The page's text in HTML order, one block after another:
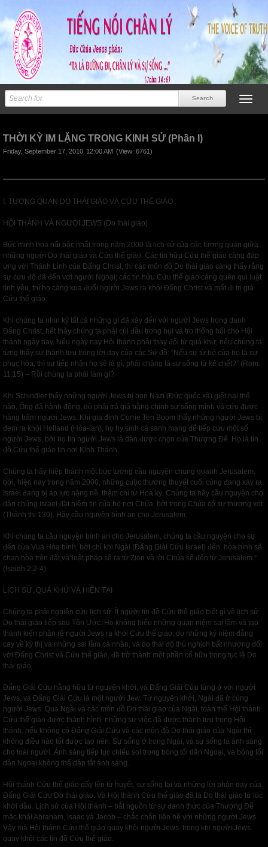
THỜI KỲ IM LẶNG TRONG KINH SỬ (Phần I)
Friday, September 17, 2010 12:00 AM (View: 6761)
I. TƯƠNG QUAN DO THÁI GIÁO VÀ CỨU THẾ GIÁO
HỘI THÁNH VÀ NGƯỜI JEWS (Do thái giáo)
Bức minh họa nổi bậc nhất trong năm 2000 là lịch sử của các tương quan giữa
những người Do thái giáo và Cứu thế giáo. Các tín hữu Cứu thế giáo càng đáp
ứng với Thánh Linh của Đấng Christ, thì các môn đồ Do thái giáo càng thấy rằng
sự cứu độ đã đến với người Ngoại; các tín hữu Cứu thế giáo càng quên qui luật
tình yêu, thì họ càng xua đuổi người Jews ra khỏi Đấng Christ và mất đi trị giá
Cứu thế giáo.
Khi chúng ta nhìn kỹ tất cả những gì đã xảy đến với người Jews trong danh
Đấng Christ, hết thảy chúng ta phải cúi đầu trong bụi và tro thống hối cho Hội
thánh ngày nay. Nếu ngày nay Hội thánh phải thay đổi từ quá khứ, nếu chúng ta
từng thấy sự thành tựu trong lời dạy của các Sứ đồ: “Nếu sự từ bỏ của họ là sự
phục hòa, thì sự tiếp nhận họ sẽ là gì, phải chăng là sự sống từ kẻ chết?” (Rom.
11:15) – Rồi chúng ta phải làm gì?
Khi Schindler thấy những người Jews bị bọn Nazi (Đức quốc xã) giết hại thế
nào, Ông đã hành động, dù phải trả giá bằng chính sự sống mình và cứu được
hàng trăm người Jews. Khi gia đình Corrie Ten Boom thấy những người Jews bị
đem ra khỏi Holland (Hòa-lan), họ hy sinh cả sanh mạng để tiếp cứu một số
người Jews, bởi họ tin người Jews là dân được chọn của Thượng Đế. Họ là tín
đồ Cứu thế giáo tin nơi Kinh Thánh.
Chúng ta hãy hiệp thành một bức tường cầu nguyện chung quanh Jerusalem,
bởi, hiện nay trong năm 2000, những cuộc thương thuyết cuối cùng đang xảy ra.
Israel đang bị áp lực nặng nề, thậm chí từ Hoa kỳ. Chúng ta hãy cầu nguyện cho
dân chúng Israel đặt niềm tin của họ nơi Chúa, bởi trong Chúa có sự thương xót
(Thánh thi 130). Hãy cầu nguyện bình an cho Jerusalem.
Khi chúng ta cầu nguyện bình an cho Jerusalem, chúng ta cầu nguyện cho sự
đến của Vua Hòa bình, bởi chỉ khi Ngài (Đấng Giải Cứu Israel) đến, hòa bình sẽ
chan hòa trên đất,và“luật pháp sẽ ra từ Zion và lời Chúa sẽ đến từ Jerusalem.”
(Isaiah 2:2-4)
LỊCH SỬ, QUÁ KHỨ VÀ HIỆN TẠI
Chúng ta phải nghiên cứu lịch sử. Ít người tín đồ Cứu thế giáo biết gì về lịch sử
Do thái giáo tiếp sau Tân Ước. Họ không hiểu những quan niệm sai lầm và tạo
thành kiến phân rẽ người Jews ra khỏi Cứu thế giáo, do những kỷ niệm đắng
cay về kỳ thị và những sai lầm cá nhân, và do thái độ thù nghịch bất nhượng đối
với Đấng Christ và Cứu thế giáo, đã trở thành một phần cố hữu trong tục lệ Do
thái giáo.
Đấng Giải Cứu hằng hữu từ nguyên khởi, và Đấng Giải Cứu từng ở với người
Jews, và Đấng Giải Cứu là một người Jew. Từ nguyên khởi, Ngài đã ở cùng
người Jews. Qua Ngài và các môn đồ Do thái giáo của Ngài, toàn thể Hội thánh
Cứu thế giáo được thành hình, những sự việc đã được thành tựu trong Hội
thánh, nếu không có Đấng Giải Cứu và các môn đồ Do thái giáo của Ngài thì
không điều nào tốt được tạo nên. Sự sống ở trong Ngài, và sự sống là ánh sáng
cho loài người. Ánh sáng tiếp tục chiếu soi trong bóng tối dân Ngoại, và bóng tối
dân Ngoại không thể dập tắt ánh sáng.
Hội thánh Cứu thế giáo dấy lên từ huyết, sự sống lại và những lời phán dạy của
Đấng Giải Cứu Do thái giáo. Và Hội thánh Cứu thế giáo đã là Do thái giáo từ lúc
khởi đầu. Lịch sử của Hội thánh – bắt nguồn từ sự đánh thức của Thượng Đế
mặc khải Abraham, Isaac và Jacob – chắc chắn liên hệ với những người Jews.
Vậy mà Hội thánh Cứu thế giáo quay khỏi người Jews, trong khi người Jews
quay khỏi các tín đồ Cứu thế giáo.